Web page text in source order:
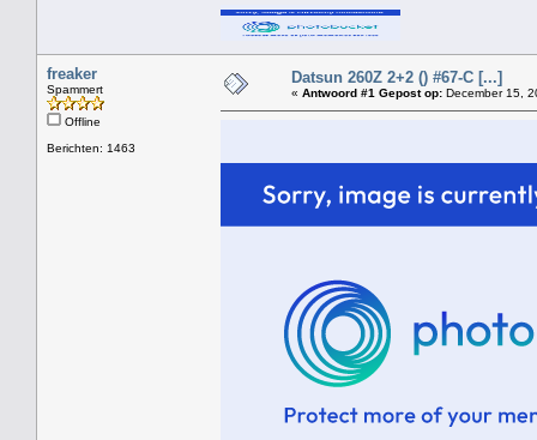
freaker
Spammert
Offline
Berichten: 1463
Datsun 260Z 2+2 () #67-C [...]
« Antwoord #1 Gepost op: December 15,